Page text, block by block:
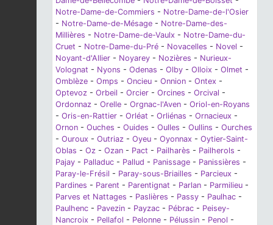
Notre-Dame-de-Commiers - Notre-Dame-de-l'Osier
- Notre-Dame-de-Mésage - Notre-Dame-des-
Millières - Notre-Dame-de-Vaulx - Notre-Dame-du-
Cruet - Notre-Dame-du-Pré - Novacelles - Novel -
Noyant-d'Allier - Noyarey - Nozières - Nurieux-
Volognat - Nyons - Odenas - Olby - Olloix - Olmet -
Omblèze - Omps - Oncieu - Onnion - Ontex -
Optevoz - Orbeil - Orcier - Orcines - Orcival -
Ordonnaz - Orelle - Orgnac-l'Aven - Oriol-en-Royans
- Oris-en-Rattier - Orléat - Orliénas - Ornacieux -
Ornon - Ouches - Ouides - Oulles - Oullins - Ourches
- Ouroux - Outriaz - Oyeu - Oyonnax - Oytier-Saint-
Oblas - Oz - Ozan - Pact - Pailharès - Pailherols -
Pajay - Palladuc - Pallud - Panissage - Panissières -
Paray-le-Frésil - Paray-sous-Briailles - Parcieux -
Pardines - Parent - Parentignat - Parlan - Parmilieu -
Parves et Nattages - Paslières - Passy - Paulhac -
Paulhenc - Pavezin - Payzac - Pébrac - Peisey-
Nancroix - Pellafol - Pelonne - Pélussin - Penol -